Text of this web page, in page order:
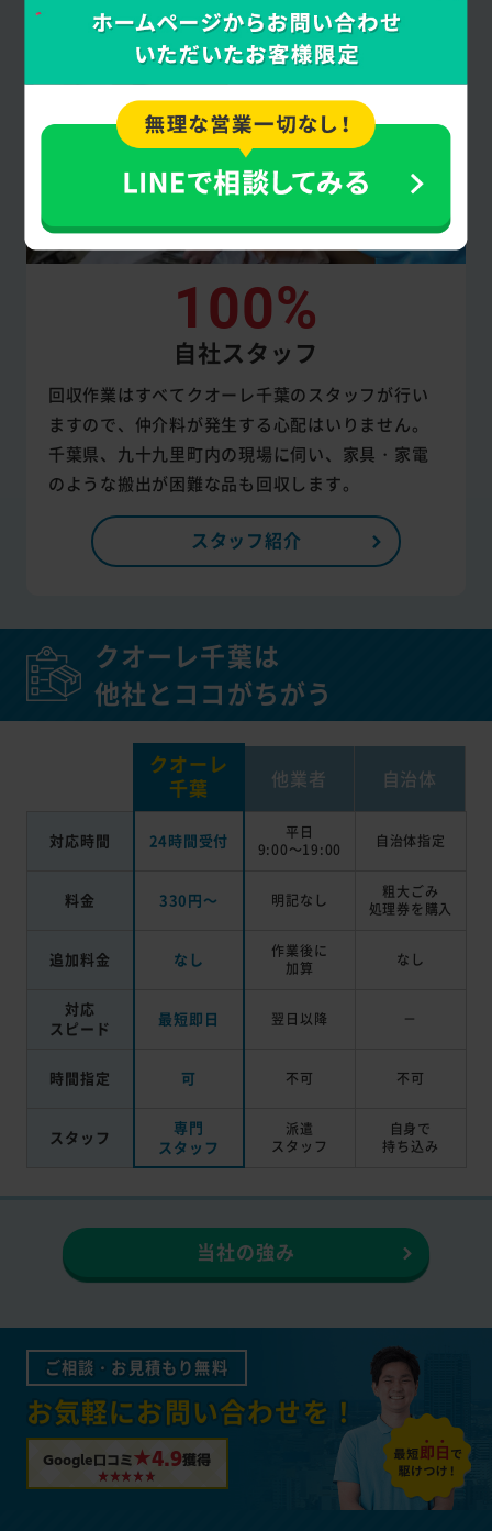
100%
自社スタッフ
回収作業はすべてクオーレ千葉のスタッフが行い
ますので、仲介料が発生する心配はいりません。
千葉県、九十九里町内の現場に伺い、家具・家電
のような搬出が困難な品も回収します。
スタッフ紹介
クオーレ千葉は
他社とココがちがう
クオーレ
千葉
他業者 自治体
対応時間 24時間受付
平日
9:00～19:00
自治体指定
料金 330円～ 明記なし
粗大ごみ
処理券を 購入
追加料金 なし
作業後に
加算
なし
対応
スピード
最短即日 翌日以降 －
時間指定 可 不可 不可
スタッフ
専門
スタッフ
派遣
スタッフ
自身で
持ち込み
当社の強み
ご相談・お見積もり無料
お気軽にお問い合わせを！
Google口コミ ★4.9獲得